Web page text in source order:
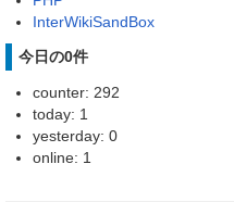
InterWikiSandBox
今日の0件
counter: 292
today: 1
yesterday: 0
online: 1